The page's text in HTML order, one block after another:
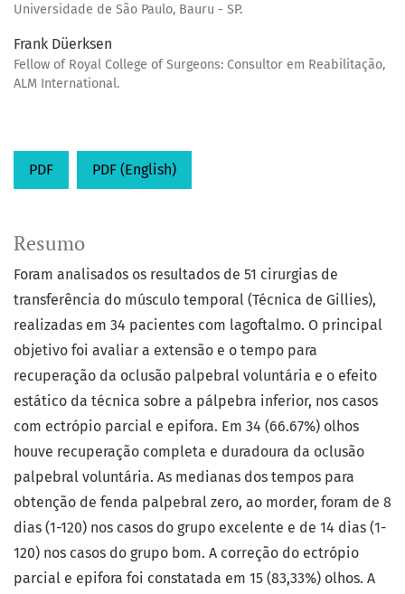
Universidade de São Paulo, Bauru - SP.
Frank Düerksen
Fellow of Royal College of Surgeons: Consultor em Reabilitação,
ALM International.
PDF PDF (English)
Resumo
Foram analisados os resultados de 51 cirurgias de
transferência do músculo temporal (Técnica de Gillies),
realizadas em 34 pacientes com lagoftalmo. O principal
objetivo foi avaliar a extensão e o tempo para
recuperação da oclusão palpebral voluntária e o efeito
estático da técnica sobre a pálpebra inferior, nos casos
com ectrópio parcial e epifora. Em 34 (66.67%) olhos
houve recuperação completa e duradoura da oclusão
palpebral voluntária. As medianas dos tempos para
obtenção de fenda palpebral zero, ao morder, foram de 8
dias (1-120) nos casos do grupo excelente e de 14 dias (1-
120) nos casos do grupo bom. A correção do ectrópio
parcial e epifora foi constatada em 15 (83,33%) olhos. A